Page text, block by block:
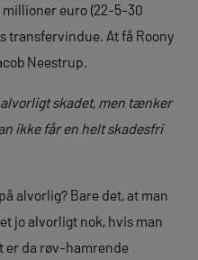
euro (22-5-30
transfervindue. At få Roony
Neestrup.
skadet, men tænker
ikke får en helt skadesfri
alvorlig? Bare det, at man
jo alvorligt nok, hvis man
er da røv-hamrende